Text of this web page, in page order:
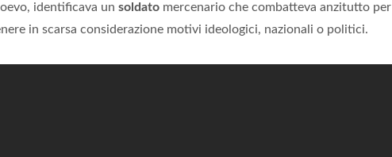
identificava un soldato mercenario che combatteva anzitutto per
in scarsa considerazione motivi ideologici, nazionali o politici.